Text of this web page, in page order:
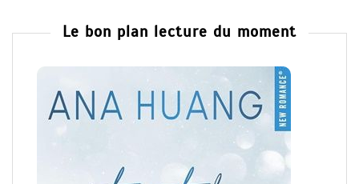
Le bon plan lecture du moment